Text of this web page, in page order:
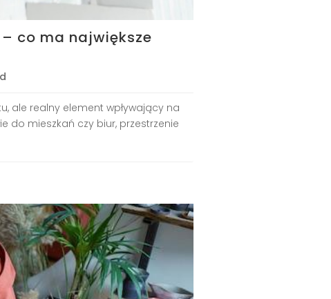
co ma największe
ale realny element wpływający na
do mieszkań czy biur, przestrzenie